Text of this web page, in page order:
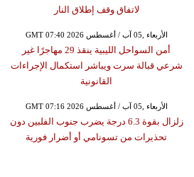
لاتفاق وقف إطلاق النار
GMT 07:40 2026 الأربعاء ,05 آب / أغسطس
أمن السواحل الليبية ينقذ 29 مهاجرًا غير
شرعي قبالة سرت ويباشر استكمال الإجراءات
القانونية
GMT 07:16 2026 الأربعاء ,05 آب / أغسطس
زلزال بقوة 6.3 درجة يضرب جنوب الفلبين دون
تحذيرات من تسونامي أو أضرار فورية